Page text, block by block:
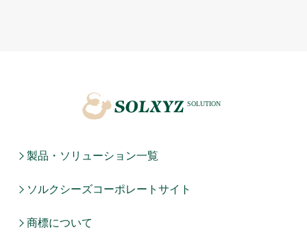
製品・ソリューション一覧
ソルクシーズコーポレートサイト
商標について